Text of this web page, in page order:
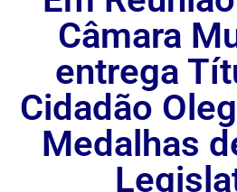
Câmara
entrega
Cidadão
Medalhas